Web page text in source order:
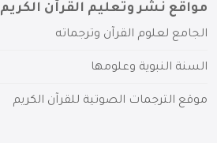
مواقع نشر وتعليم القرآن الكريم
الجامع لعلوم القرآن وترجماته
السنة النبوية وعلومها
موقع الترجمات الصوتية للقرآن الكريم